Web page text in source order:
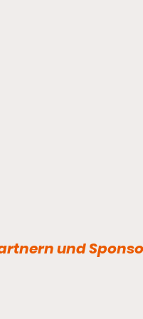
Vorschau/
und